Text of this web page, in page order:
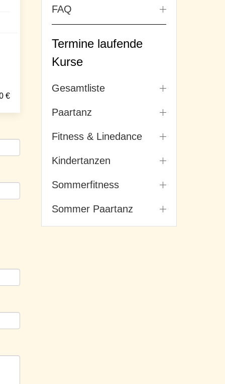
€
FAQ
Termine laufende
Kurse
Gesamtliste
Paartanz
Fitness & Linedance
Kindertanzen
Sommerfitness
Sommer Paartanz